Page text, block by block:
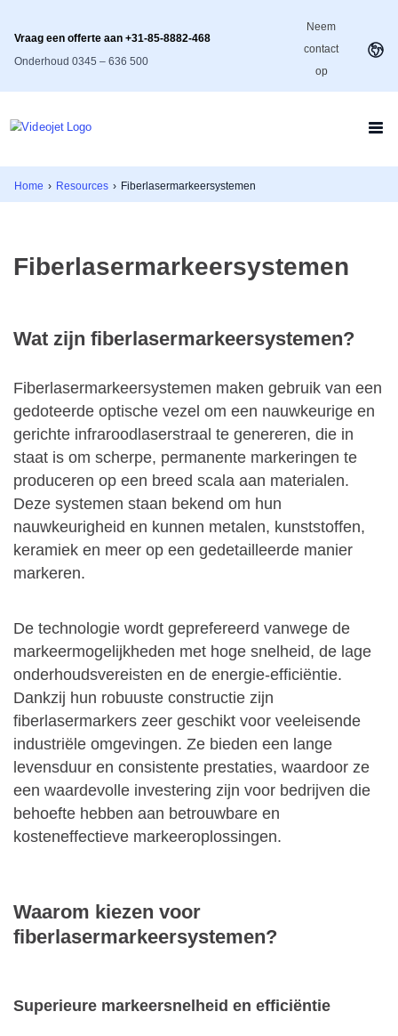
Vraag een offerte aan +31-85-8882-468
Onderhoud 0345 – 636 500
Neem
contact
op
Home › Resources › Fiberlasermarkeersystemen
Fiberlasermarkeersystemen
Wat zijn fiberlasermarkeersystemen?
Fiberlasermarkeersystemen maken gebruik van een
gedoteerde optische vezel om een nauwkeurige en
gerichte infraroodlaserstraal te genereren, die in
staat is om scherpe, permanente markeringen te
produceren op een breed scala aan materialen.
Deze systemen staan bekend om hun
nauwkeurigheid en kunnen metalen, kunststoffen,
keramiek en meer op een gedetailleerde manier
markeren.
De technologie wordt geprefereerd vanwege de
markeermogelijkheden met hoge snelheid, de lage
onderhoudsvereisten en de energie-efficiëntie.
Dankzij hun robuuste constructie zijn
fiberlasermarkers zeer geschikt voor veeleisende
industriële omgevingen. Ze bieden een lange
levensduur en consistente prestaties, waardoor ze
een waardevolle investering zijn voor bedrijven die
behoefte hebben aan betrouwbare en
kosteneffectieve markeeroplossingen.
Waarom kiezen voor
fiberlasermarkeersystemen?
Superieure markeersnelheid en efficiëntie